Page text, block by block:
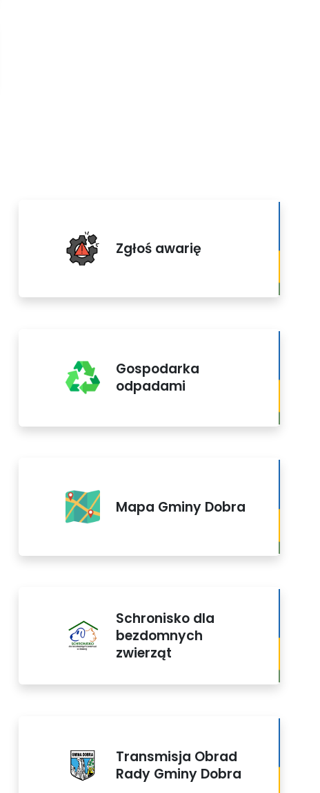
Zgłoś awarię
Gospodarka
odpadami
Mapa Gminy Dobra
Schronisko dla
bezdomnych
zwierząt
Transmisja Obrad
Rady Gminy Dobra